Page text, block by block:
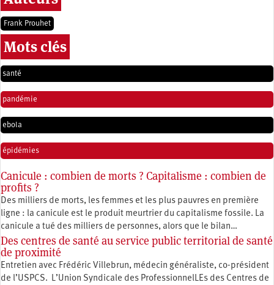
Frank Prouhet
Mots clés
santé
pandémie
ebola
épidémies
Canicule : combien de morts ? Capitalisme : combien de
profits ?
Des milliers de morts, les femmes et les plus pauvres en première
ligne : la canicule est le produit meurtrier du capitalisme fossile. La
canicule a tué des milliers de personnes, alors que le bilan…
Des centres de santé au service public territorial de santé
de proximité
Entretien avec Frédéric Villebrun, médecin généraliste, co-président
de l’USPCS. L’Union Syndicale des ProfessionnelLEs des Centres de